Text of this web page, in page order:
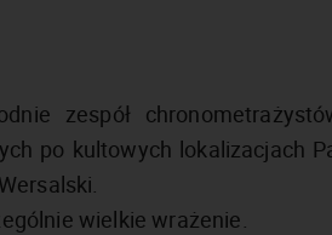
zespół
po kultowych lokalizacjach
wielkie wrażenie.